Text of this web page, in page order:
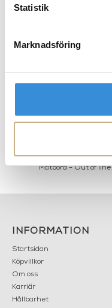
Statistik
Marknadsföring
Matbord - Out of line
INFORMATION
Startsidan
Köpvillkor
Om oss
Karriär
Hållbarhet